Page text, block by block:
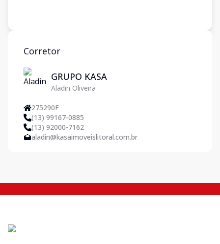
Corretor
GRUPO KASA
Aladin Oliveira
275290F
(13) 99167-0885
(13) 92000-7162
aladin@kasaimoveislitoral.com.br